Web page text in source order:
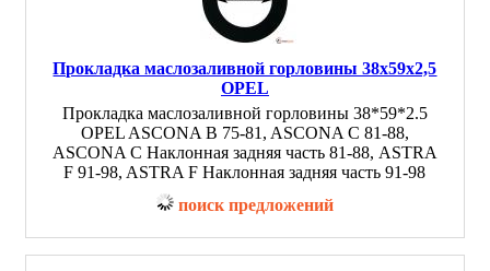
Прокладка маслозаливной горловины 38x59x2,5
OPEL
Прокладка маслозаливной горловины 38*59*2.5
OPEL ASCONA B 75-81, ASCONA C 81-88,
ASCONA C Наклонная задняя часть 81-88, ASTRA
F 91-98, ASTRA F Наклонная задняя часть 91-98
поиск предложений